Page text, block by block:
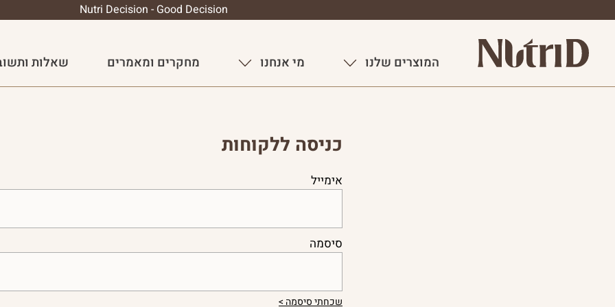
Nutri Decision - Good Decision
המוצרים שלנו מי אנחנו מחקרים ומאמרים שאלות
כניסה ללקוחות
אימייל
סיסמה
שכחתי סיסמה >